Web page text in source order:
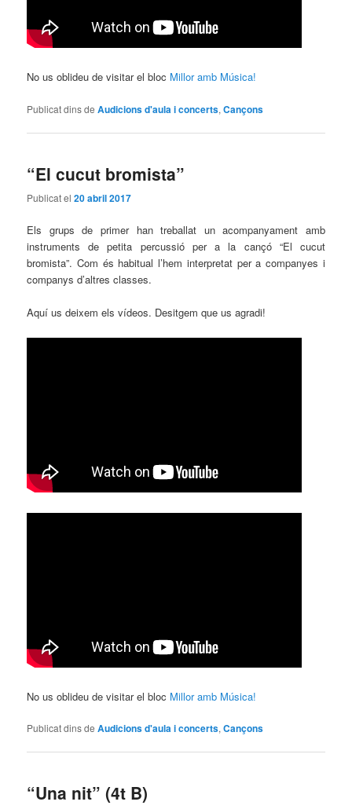
No us oblideu de visitar el bloc Millor amb Música!
Publicat dins de Audicions d'aula i concerts,Cançons
“El cucut bromista”
Publicat el20 abril 2017
Els grups de primer han treballat un acompanyament amb
instruments de petita percussió per a la cançó “El cucut
bromista”. Com és habitual l’hem interpretat per a companyes i
companys d’altres classes.
Aquí us deixem els vídeos. Desitgem que us agradi!
No us oblideu de visitar el bloc Millor amb Música!
Publicat dins de Audicions d'aula i concerts,Cançons
“Una nit” (4t B)